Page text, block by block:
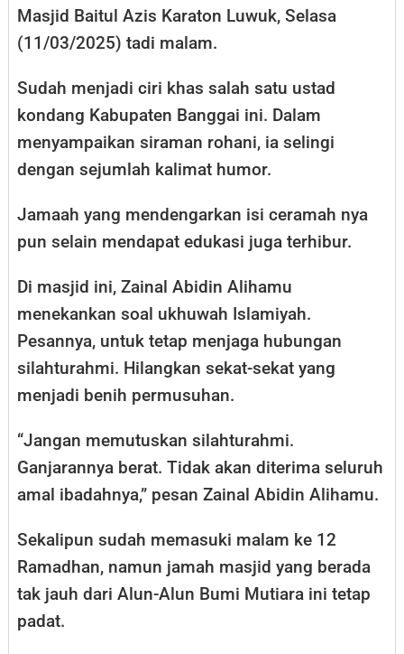
Masjid Baitul Azis Karaton Luwuk, Selasa
(11/03/2025) tadi malam.
Sudah menjadi ciri khas salah satu ustad
kondang Kabupaten Banggai ini. Dalam
menyampaikan siraman rohani, ia selingi
dengan sejumlah kalimat humor.
Jamaah yang mendengarkan isi ceramah nya
pun selain mendapat edukasi juga terhibur.
Di masjid ini, Zainal Abidin Alihamu
menekankan soal ukhuwah Islamiyah.
Pesannya, untuk tetap menjaga hubungan
silahturahmi. Hilangkan sekat-sekat yang
menjadi benih permusuhan.
“Jangan memutuskan silahturahmi.
Ganjarannya berat. Tidak akan diterima seluruh
amal ibadahnya,” pesan Zainal Abidin Alihamu.
Sekalipun sudah memasuki malam ke 12
Ramadhan, namun jamah masjid yang berada
tak jauh dari Alun-Alun Bumi Mutiara ini tetap
padat.